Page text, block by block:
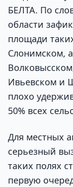
БЕЛТА. По
области
площади
Слонимском,
Ивьевском и
плохо
50% всех
Для местных
серьезный
таких полях
первую